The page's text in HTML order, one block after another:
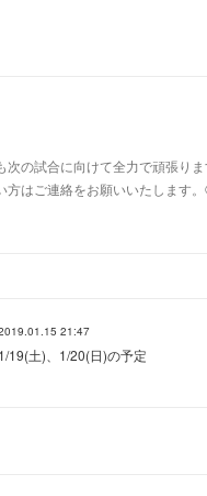
の試合に向けて全力で頑張り
はご連絡をお願いいたします。
21:47
1/19(土)、1/20(日)の予定